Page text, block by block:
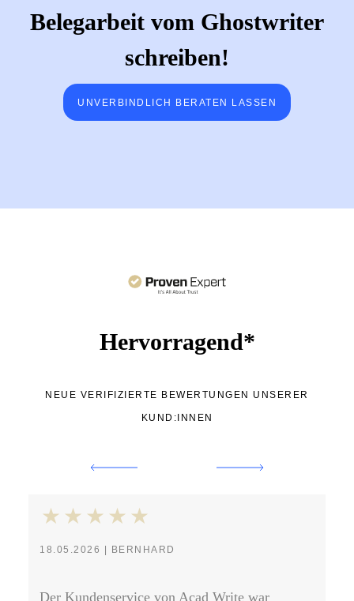
Belegarbeit vom Ghostwriter
schreiben!
UNVERBINDLICH BERATEN LASSEN
Hervorragend*
NEUE VERIFIZIERTE BEWERTUNGEN UNSERER
KUND:INNEN
18.05.2026 | BERNHARD
Der Kundenservice von Acad Write war